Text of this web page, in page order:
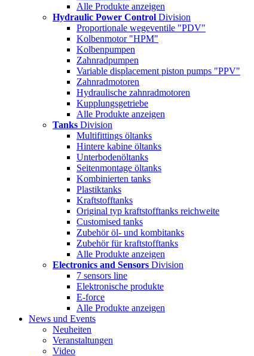
Alle Produkte anzeigen
Hydraulic Power Control Division
Proportionale wegeventile "PDV"
Kolbenmotor "HPM"
Kolbenpumpen
Zahnradpumpen
Variable displacement piston pumps "PPV"
Zahnradmotoren
Hydraulische zahnradmotoren
Kupplungsgetriebe
Alle Produkte anzeigen
Tanks Division
Multifittings öltanks
Hintere kabine öltanks
Unterbodenöltanks
Seitenmontage öltanks
Kombinierten tanks
Plastiktanks
Kraftstofftanks
Original typ kraftstofftanks reichweite
Customised tanks
Zubehör öl- und kombitanks
Zubehör für kraftstofftanks
Alle Produkte anzeigen
Electronics and Sensors Division
7 sensors line
Elektronische produkte
E-force
Alle Produkte anzeigen
News und Events
Neuheiten
Veranstaltungen
Video